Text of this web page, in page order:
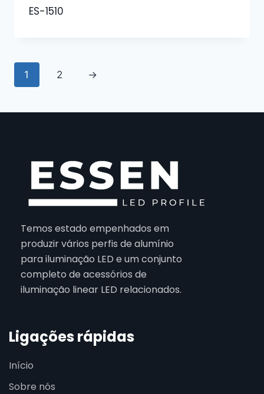
ES-1510
1 2 →
Temos estado empenhados em
produzir vários perfis de alumínio
para iluminação LED e um conjunto
completo de acessórios de
iluminação linear LED relacionados.
Ligações rápidas
Início
Sobre nós